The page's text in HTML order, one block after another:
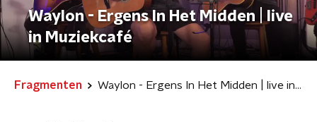
Waylon - Ergens In Het Midden | live
in Muziekcafé
Fragmenten Waylon - Ergens In Het Midden | live in Muziekcafé